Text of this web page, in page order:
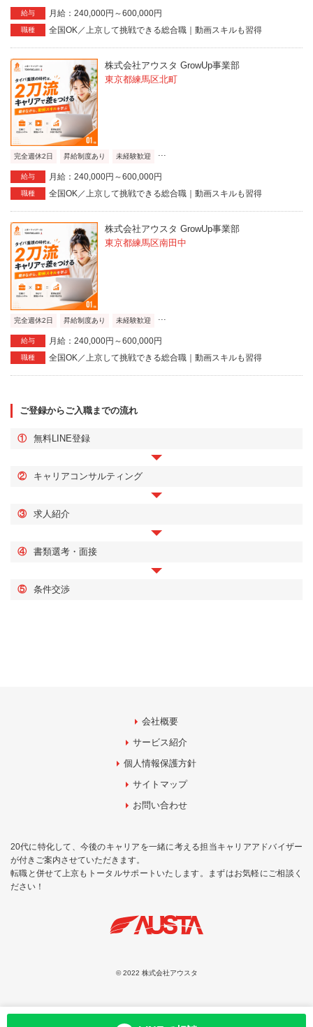
給与 月給：240,000円～600,000円
職種 全国OK／上京して挑戦できる総合職｜動画スキルも習得
株式会社アウスタ GrowUp事業部
東京都練馬区北町
完全週休2日 昇給制度あり 未経験歓迎 ...
給与 月給：240,000円～600,000円
職種 全国OK／上京して挑戦できる総合職｜動画スキルも習得
株式会社アウスタ GrowUp事業部
東京都練馬区南田中
完全週休2日 昇給制度あり 未経験歓迎
給与 月給：240,000円～600,000円
職種 全国OK／上京して挑戦できる総合職｜動画スキルも習得
ご登録からご入職までの流れ
① 無料LINE登録
② キャリアコンサルティング
③ 求人紹介
④ 書類選考・面接
⑤ 条件交渉
会社概要
サービス紹介
個人情報保護方針
サイトマップ
お問い合わせ
20代に特化して、今後のキャリアを一緒に考える担当キャリアアドバイザー
が付きご案内させていただきます。
転職と併せて上京もトータルサポートいたします。まずはお気軽にご相談く
ださい！
© 2022 株式会社アウスタ